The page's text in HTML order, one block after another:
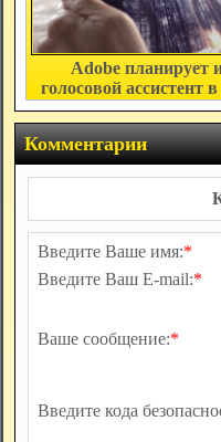
Adobe планирует
голосовой ассистент
Комментарии
Введите Ваше имя:*
Введите Ваш E-mail:*
Ваше сообщение:*
Введите кода